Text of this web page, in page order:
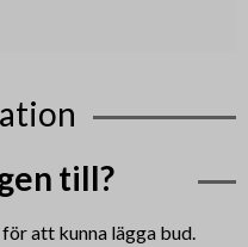
till?
att kunna lägga bud.